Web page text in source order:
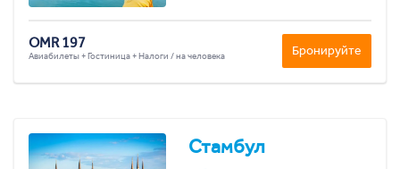
OMR 197
Авиабилеты + Гостиница + Налоги / на человека Бронируйте
Стамбул